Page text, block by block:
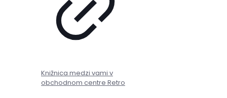
Knižnica medzi vami v
obchodnom centre Retro